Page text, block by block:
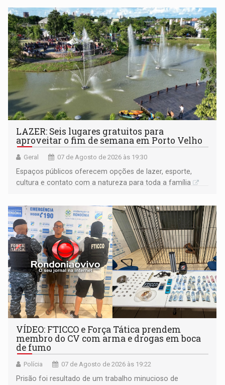
LAZER: Seis lugares gratuitos para
aproveitar o fim de semana em Porto Velho
Geral 07 de Agosto de 2026 às 19:30
Espaços públicos oferecem opções de lazer, esporte,
cultura e contato com a natureza para toda a família
VÍDEO: FTICCO e Força Tática prendem
membro do CV com arma e drogas em boca
de fumo
Polícia 07 de Agosto de 2026 às 19:22
Prisão foi resultado de um trabalho minucioso de